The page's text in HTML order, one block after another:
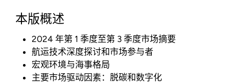
本版概述
2024 年第 1 季度至第 3 季度市场摘要
航运技术深度探讨和市场参与者
宏观环境与海事格局
主要市场驱动因素：脱碳和数字化